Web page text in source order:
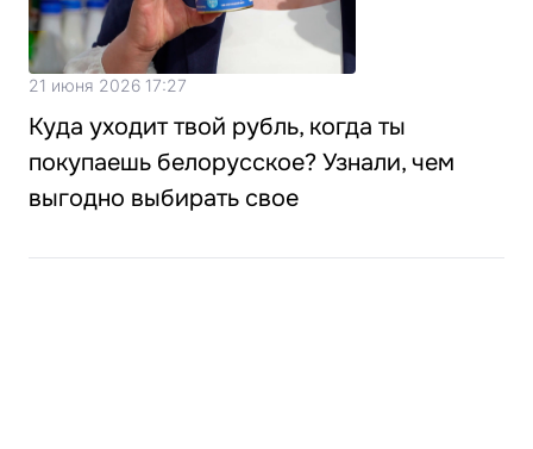
21 июня 2026 17:27
Куда уходит твой рубль, когда ты
покупаешь белорусское? Узнали, чем
выгодно выбирать свое